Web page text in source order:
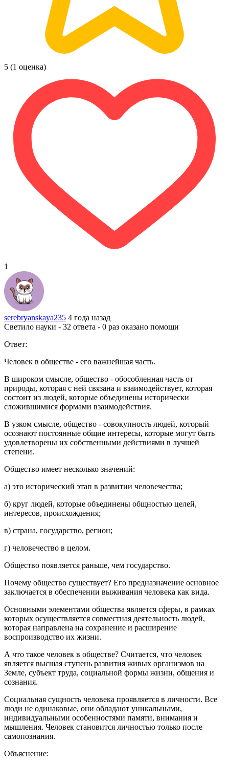
5 (1 оценка)
1
serebryanskaya235 4 года назад
Светило науки - 32 ответа - 0 раз оказано помощи
Ответ:
Человек в обществе - его важнейшая часть.
В широком смысле, общество - обособленная часть от
природы, которая с ней связана и взаимодействует, которая
состоит из людей, которые объединены исторически
сложившимися формами взаимодействия.
В узком смысле, общество - совокупность людей, который
осознают постоянные общие интересы, которые могут быть
удовлетворены их собственными действиями в лучшей
степени.
Общество имеет несколько значений:
а) это исторический этап в развитии человечества;
б) круг людей, которые объединены общностью целей,
интересов, происхождения;
в) страна, государство, регион;
г) человечество в целом.
Общество появляется раньше, чем государство.
Почему общество существует? Его предназначение основное
заключается в обеспечении выживания человека как вида.
Основными элементами общества является сферы, в рамках
которых осуществляется совместная деятельность людей,
которая направлена на сохранение и расширение
воспроизводство их жизни.
А что такое человек в обществе? Считается, что человек
является высшая ступень развития живых организмов на
Земле, субъект труда, социальной формы жизни, общения и
сознания.
Социальная сущность человека проявляется в личности. Все
люди не одинаковые, они обладают уникальными,
индивидуальными особенностями памяти, внимания и
мышления. Человек становится личностью только после
самопознания.
Объяснение: